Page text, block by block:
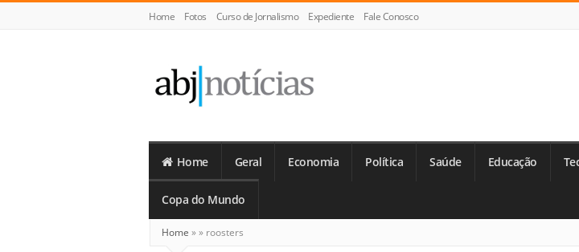
Home Fotos Curso de Jornalismo Expediente Fale Conosco
Notícias
Home Geral Economia Política Saúde Educação
Copa do Mundo
Home »» roosters